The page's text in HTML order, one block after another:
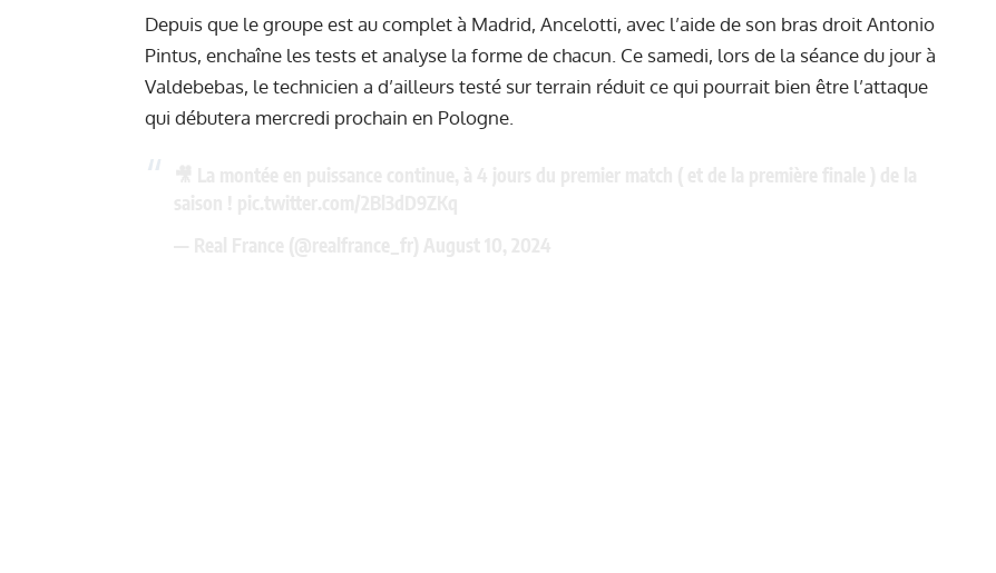
Depuis que le groupe est au complet à Madrid, Ancelotti, avec l’aide de son bras droit Antonio
Pintus, enchaîne les tests et analyse la forme de chacun. Ce samedi, lors de la séance du jour à
Valdebebas, le technicien a d’ailleurs testé sur terrain réduit ce qui pourrait bien être l’attaque
qui débutera mercredi prochain en Pologne.